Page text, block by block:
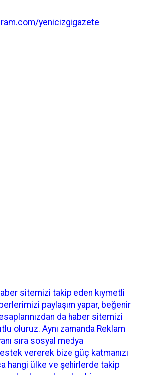
yenicizgigazete
sitemizi takip eden kıymetli
paylaşım yapar, beğenir
da haber sitemizi
oluruz. Aynı zamanda Reklam
sıra sosyal medya
vererek bize güç katmanızı
hangi ülke ve şehirlerde takip